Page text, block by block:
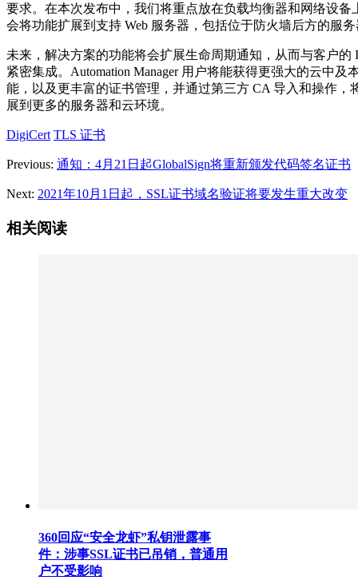
要求。在本次发布中，我们将重点放在负载均衡器和网络设备
会将功能扩展到支持 Web 服务器，包括位于防火墙后方的服务
未来，解决方案的功能将会扩展生命周期通知，从而与客户的
紧密集成。Automation Manager 用户将能获得更强大的云中及
能，以及更丰富的证书管理，并通过第三方 CA 导入和操作，
展到更多的服务器和云环境。
DigiCert TLS 证书
Previous: 通知：4月21日起GlobalSign将重新颁发代码签名证书
Next: 2021年10月1日起，SSL证书域名验证将要发生重大改变
相关阅读
360回应“安全龙虾”私钥泄露事
件：涉事SSL证书已吊销，普通用
户不受影响